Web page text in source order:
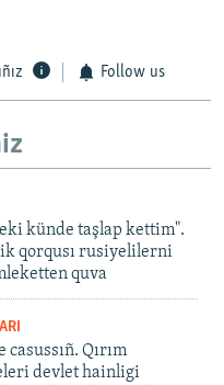
Follow us
künde taşlap kettim".
qorqusı rusiyelilerni
quva
casussıñ. Qırım
devlet hainligi